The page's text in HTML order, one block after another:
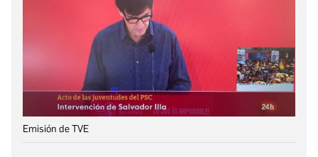
Emisión de TVE